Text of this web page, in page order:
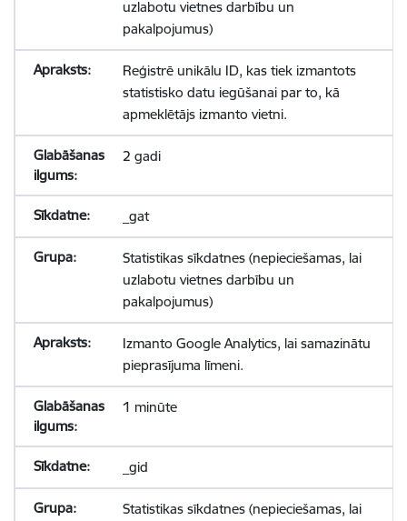
uzlabotu vietnes darbību un
pakalpojumus)
Reģistrē unikālu ID, kas tiek izmantots
statistisko datu iegūšanai par to, kā
apmeklētājs izmanto vietni.
2 gadi
_gat
Statistikas sīkdatnes (nepieciešamas, lai
uzlabotu vietnes darbību un
pakalpojumus)
Izmanto Google Analytics, lai samazinātu
pieprasījuma līmeni.
1 minūte
_gid
Statistikas sīkdatnes (nepieciešamas, lai